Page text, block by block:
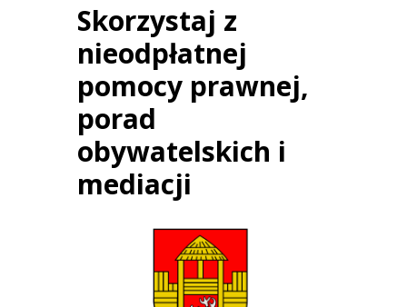
Skorzystaj z
nieodpłatnej
pomocy prawnej,
porad
obywatelskich i
mediacji